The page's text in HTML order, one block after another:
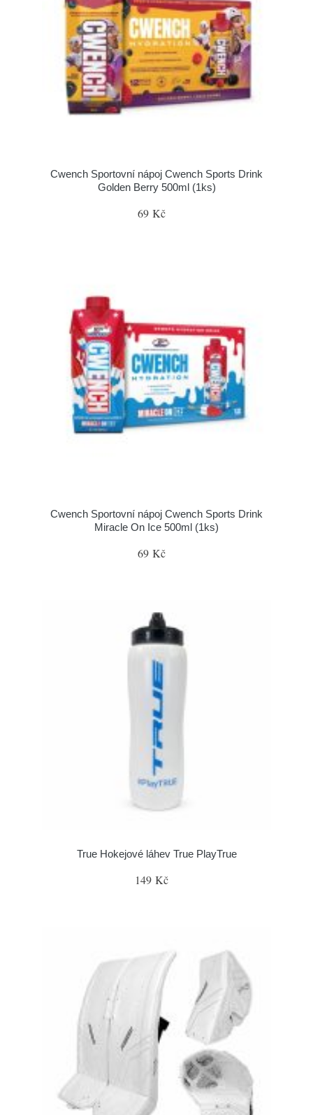
Cwench Sportovní nápoj Cwench Sports Drink
Golden Berry 500ml (1ks)
69 Kč
Cwench Sportovní nápoj Cwench Sports Drink
Miracle On Ice 500ml (1ks)
69 Kč
True Hokejové láhev True PlayTrue
149 Kč